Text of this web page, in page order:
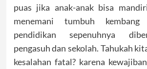
puas jika anak-anak bisa
menemani tumbuh
pendidikan sepenuhnya
pengasuh dan sekolah. Tahukah
kesalahan fatal? karena